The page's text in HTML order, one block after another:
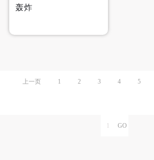
轰炸
上一页 1 2 3 4 5